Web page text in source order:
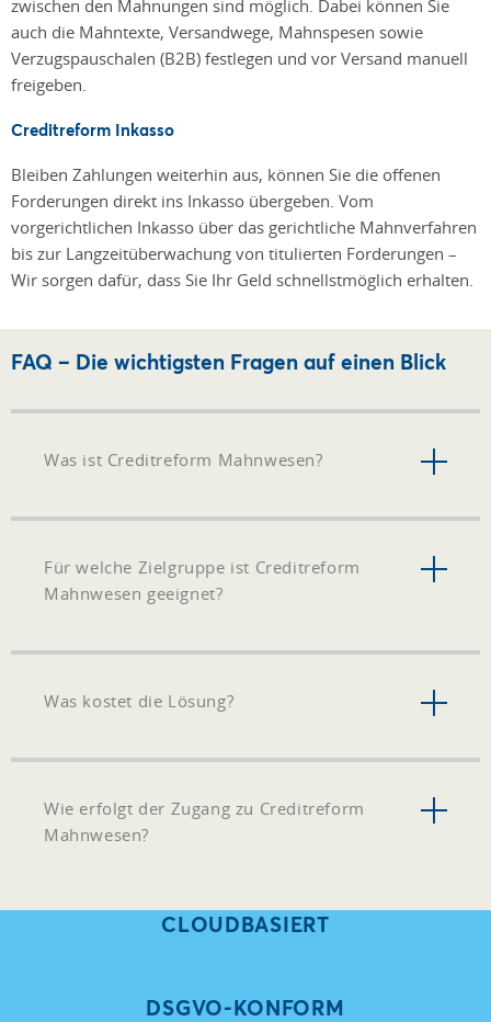
zwischen den Mahnungen sind möglich. Dabei können Sie
auch die Mahntexte, Versandwege, Mahnspesen sowie
Verzugspauschalen (B2B) festlegen und vor Versand manuell
freigeben.
Creditreform Inkasso
Bleiben Zahlungen weiterhin aus, können Sie die offenen
Forderungen direkt ins Inkasso übergeben. Vom
vorgerichtlichen Inkasso über das gerichtliche Mahnverfahren
bis zur Langzeitüberwachung von titulierten Forderungen –
Wir sorgen dafür, dass Sie Ihr Geld schnellstmöglich erhalten.
FAQ – Die wichtigsten Fragen auf einen Blick
Was ist Creditreform Mahnwesen?
Für welche Zielgruppe ist Creditreform
Mahnwesen geeignet?
Was kostet die Lösung?
Wie erfolgt der Zugang zu Creditreform
Mahnwesen?
CLOUDBASIERT
DSGVO-KONFORM